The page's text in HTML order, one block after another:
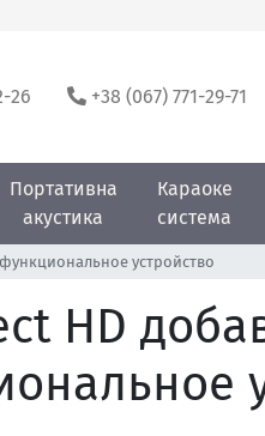
26 +38 (067) 771-29-71
Портативна
акустика
Караоке
система
устройство
HD